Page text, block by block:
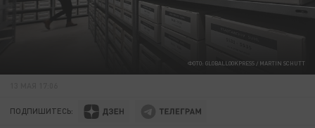
ФОТО: GLOBALLOOKPRESS / MARTIN SCHUTT
ПОДПИШИТЕСЬ: